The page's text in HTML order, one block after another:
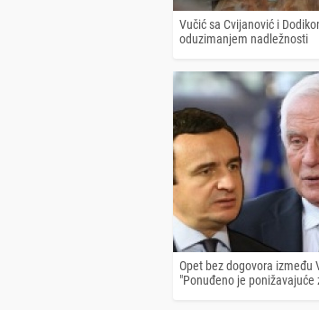
Vučić sa Cvijanović i
oduzimanjem nadležnosti
Opet bez dogovora između
"Ponuđeno je ponižavajuće